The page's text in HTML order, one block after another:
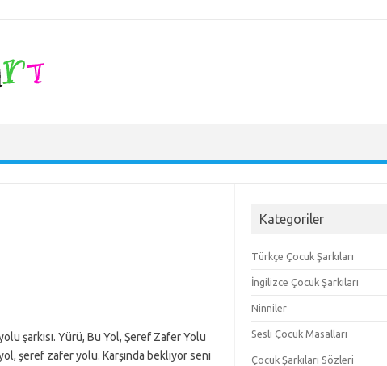
şarkısı. Yürü, Bu Yol, Şeref Zafer Yolu
şeref zafer yolu. Karşında bekliyor seni
Kategoriler
Türkçe Çocuk Şarkıları
İngilizce Çocuk Şarkıları
Ninniler
Sesli Çocuk Masalları
Çocuk Şarkıları Sözleri